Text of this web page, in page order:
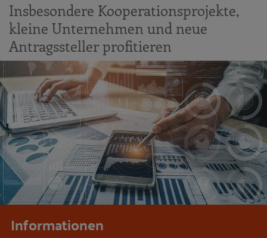
Insbesondere Kooperationsprojekte,
kleine Unternehmen und neue
Antragssteller profitieren
Informationen